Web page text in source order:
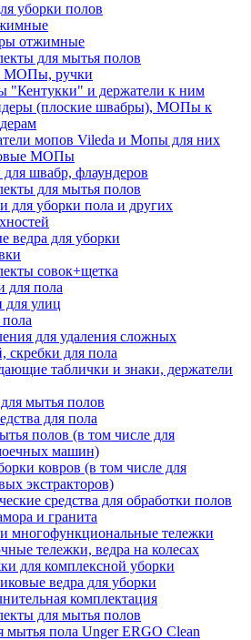
уборки полов
отжимные
для мытья полов
МОПы, ручки
и держатели к ним
(плоские швабры), МОПы к
мопов Vileda и Мопы для них
МОПы
для швабр, флаундеров
для мытья полов
для уборки пола и других
ведра для уборки
совок+щетка
для пола
для улиц
для удаления сложных
скребки для пола
таблички и знаки, держатели
мытья полов
для пола
полов (в том числе для
машин)
ковров (в том числе для
экстракторов)
средства для обработки полов
и гранита
многофункциональные тележки
тележки, ведра на колесах
для комплексной уборки
ведра для уборки
комплектация
для мытья полов
мытья пола Unger ERGO Clean